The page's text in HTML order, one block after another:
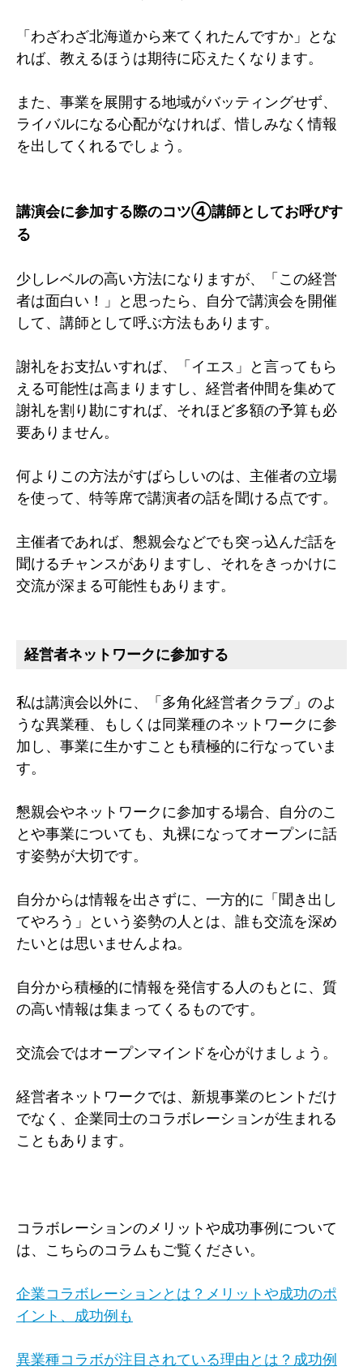
「わざわざ北海道から来てくれたんですか」とな
れば、教えるほうは期待に応えたくなります。
また、事業を展開する地域がバッティングせず、
ライバルになる心配がなければ、惜しみなく情報
を出してくれるでしょう。
講演会に参加する際のコツ④講師としてお呼びす
る
少しレベルの高い方法になりますが、「この経営
者は面白い！」と思ったら、自分で講演会を開催
して、講師として呼ぶ方法もあります。
謝礼をお支払いすれば、「イエス」と言ってもら
える可能性は高まりますし、経営者仲間を集めて
謝礼を割り勘にすれば、それほど多額の予算も必
要ありません。
何よりこの方法がすばらしいのは、主催者の立場
を使って、特等席で講演者の話を聞ける点です。
主催者であれば、懇親会などでも突っ込んだ話を
聞けるチャンスがありますし、それをきっかけに
交流が深まる可能性もあります。
経営者ネットワークに参加する
私は講演会以外に、「多角化経営者クラブ」のよ
うな異業種、もしくは同業種のネットワークに参
加し、事業に生かすことも積極的に行なっていま
す。
懇親会やネットワークに参加する場合、自分のこ
とや事業についても、丸裸になってオープンに話
す姿勢が大切です。
自分からは情報を出さずに、一方的に「聞き出し
てやろう」という姿勢の人とは、誰も交流を深め
たいとは思いませんよね。
自分から積極的に情報を発信する人のもとに、質
の高い情報は集まってくるものです。
交流会ではオープンマインドを心がけましょう。
経営者ネットワークでは、新規事業のヒントだけ
でなく、企業同士のコラボレーションが生まれる
こともあります。
コラボレーションのメリットや成功事例について
は、こちらのコラムもご覧ください。
企業コラボレーションとは？メリットや成功のポ
イント、成功例も
異業種コラボが注目されている理由とは？成功例